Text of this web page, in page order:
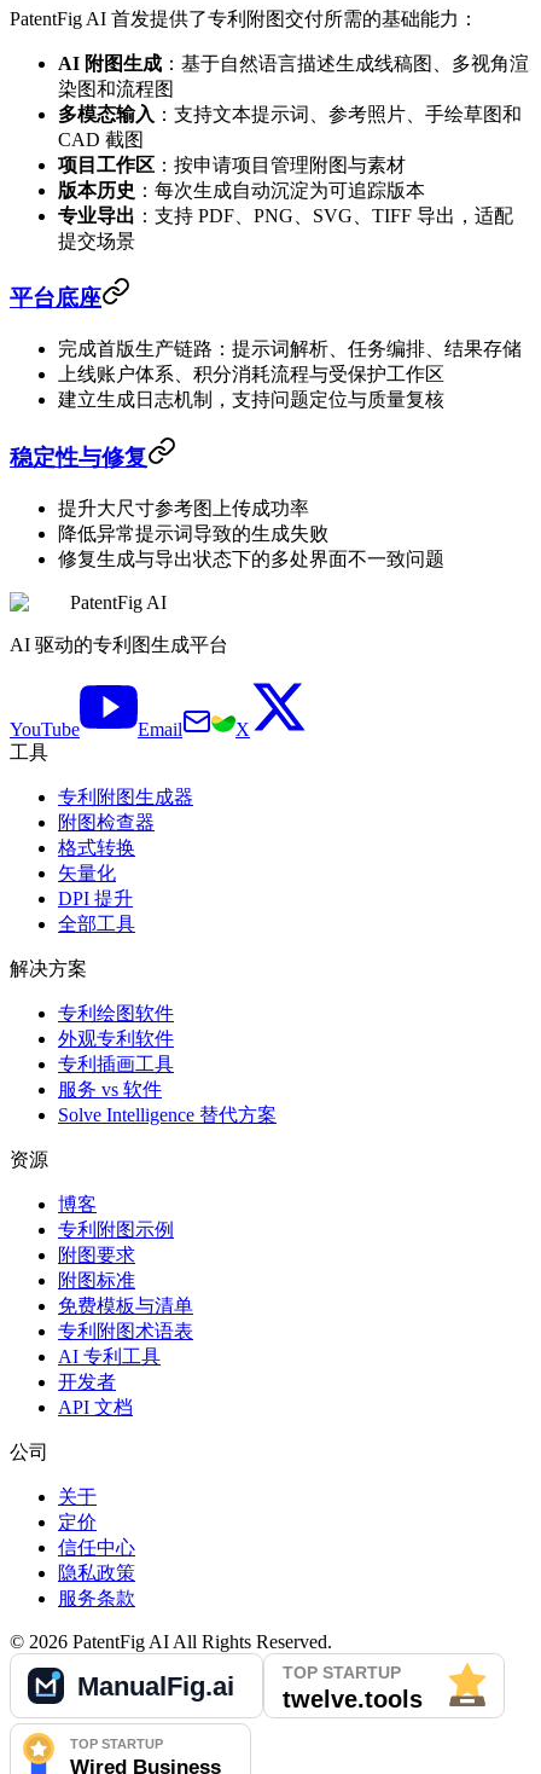
PatentFig AI 首发提供了专利附图交付所需的基础能力：
AI 附图生成 ：基于自然语言描述生成线稿图、多视角渲
染图和流程图
多模态输入 ：支持文本提示词、参考照片、手绘草图和
CAD 截图
项目工作区 ：按申请项目管理附图与素材
版本历史 ：每次生成自动沉淀为可追踪版本
专业导出 ：支持 PDF、PNG、SVG、TIFF 导出，适配
提交场景
平台底座
完成首版生产链路：提示词解析、任务编排、结果存储
上线账户体系、积分消耗流程与受保护工作区
建立生成日志机制，支持问题定位与质量复核
稳定性与修复
提升大尺寸参考图上传成功率
降低异常提示词导致的生成失败
修复生成与导出状态下的多处界面不一致问题
PatentFig AI
AI 驱动的专利图生成平台
YouTube Email
X
工具
专利附图生成器
附图检查器
格式转换
矢量化
DPI 提升
全部工具
解决方案
专利绘图软件
外观专利软件
专利插画工具
服务 vs 软件
Solve Intelligence 替代方案
资源
博客
专利附图示例
附图要求
附图标准
免费模板与清单
专利附图术语表
AI 专利工具
开发者
API 文档
公司
关于
定价
信任中心
隐私政策
服务条款
© 2026 PatentFig AI All Rights Reserved.